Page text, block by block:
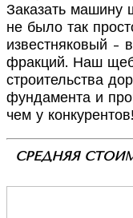
Заказать машину
не было так
известняковый -
фракций. Наш
строительства
фундамента и
чем у конкурентов!
СРЕДНЯЯ